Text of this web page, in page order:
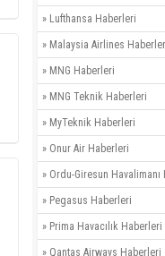
» Lufthansa Haberleri
» Malaysia Airlines
» MNG Haberleri
» MNG Teknik Haberleri
» MyTeknik Haberleri
» Onur Air Haberleri
» Ordu-Giresun Havalimanı
» Pegasus Haberleri
» Prima Havacılık Haberleri
» Qantas Airways Haberleri